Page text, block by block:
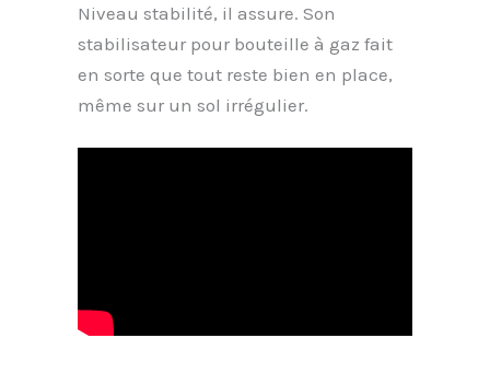
Niveau stabilité, il assure. Son
stabilisateur pour bouteille à gaz fait
en sorte que tout reste bien en place,
même sur un sol irrégulier.